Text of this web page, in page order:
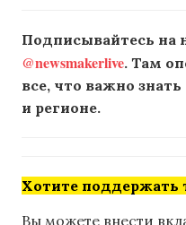
Подписывайтесь на
@newsmakerlive. Там
все, что важно
и регионе.
Хотите поддержать
Вы можете внести